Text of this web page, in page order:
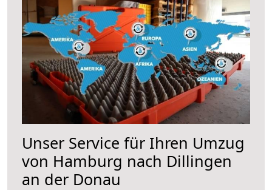
Unser Service für Ihren Umzug
von Hamburg nach Dillingen
an der Donau